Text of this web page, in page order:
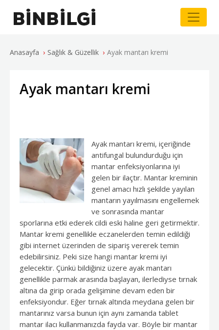
Anasayfa › Sağlık & Güzellik › Ayak mantarı kremi
Ayak mantarı kremi
Ayak mantarı kremi, içeriğinde
antifungal bulundurduğu için
mantar enfeksiyonlarına iyi
gelen bir ilaçtır. Mantar kreminin
genel amacı hızlı şekilde yayılan
mantarın yayılmasını engellemek
ve sonrasında mantar
sporlarına etki ederek cildi eski haline geri getirmektir.
Mantar kremi genellikle eczanelerden temin edildiği
gibi internet üzerinden de sipariş vererek temin
edebilirsiniz. Peki size hangi mantar kremi iyi
gelecektir. Çünkü bildiğiniz üzere ayak mantarı
genellikle parmak arasında başlayan, ilerlediyse tırnak
altına da girip orada gelişimine devam eden bir
enfeksiyondur. Eğer tırnak altında meydana gelen bir
mantarınız varsa bunun için aynı zamanda tablet
mantar ilacı kullanmanızda fayda var. Böyle bir mantar